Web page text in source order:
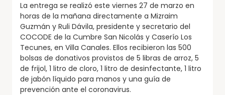
La entrega se realizó este viernes 27 de marzo en
horas de la mañana directamente a Mizraim
Guzmán y Ruli Dávila, presidente y secretario del
COCODE de la Cumbre San Nicolás y Caserío Los
Tecunes, en Villa Canales. Ellos recibieron las 500
bolsas de donativos provistos de 5 libras de arroz, 5
de frijol, 1 litro de cloro, 1 litro de desinfectante, 1 litro
de jabón líquido para manos y una guía de
prevención ante el coronavirus.